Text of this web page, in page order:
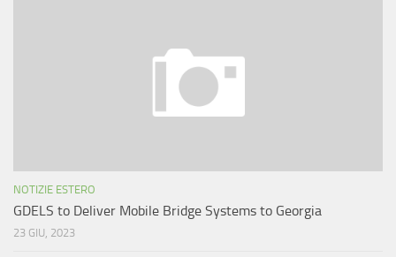
NOTIZIE ESTERO
GDELS to Deliver Mobile Bridge Systems to Georgia
23 GIU, 2023